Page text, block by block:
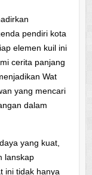
pendiri kota
elemen kuil ini
cerita panjang
Wat
yang mencari
dalam
yang kuat,
lanskap
ini tidak hanya